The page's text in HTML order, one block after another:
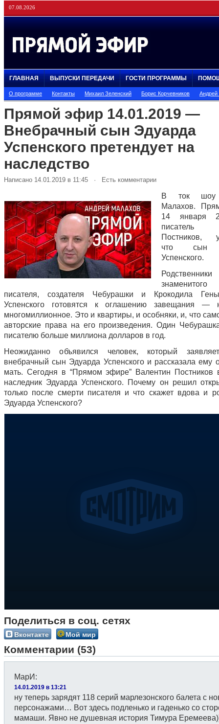
07.08.2026
ГЛАВНАЯ ВЫПУСКИ ПЕРЕДАЧИ ГОСТИ ПРОГРАММЫ
О программе Контакты Михаил Зеленский Борис Корчевников
Прямой эфир 14.01.2019 —
Внебрачный сын Эдуарда
Успенского претендует на
наследство
Написано 14.01.2019 в 11:45 · Есть комментарии
В ток шоу
Малахов.
14 января
писатель
Постников,
что сын
Успенского.
Родственники
знаменитого
писателя, создателя Чебурашки и Крокодила
Успенского готовятся к оглашению завещания —
многомиллионное. Это и квартиры, и особняки, и, что
авторские права на его произведения. Один
писателю больше миллиона долларов в год.
Неожиданно объявился человек, который
внебрачный сын Эдуарда Успенского и рассказала ему
мать. Сегодня в “Прямом эфире” Валентин Постников
наследник Эдуарда Успенского. Почему он решил
только после смерти писателя и что скажет вдова и
Эдуарда Успенского?
Поделиться в соц. сетях
Вконтакте Мой мир
Комментарии (53)
МарИ :
14.01.2019 в 13:21
ну теперь зарядят 118 серий марлезонского балета с
персонажами… Вот здесь подленько и гаденько со
мамаши. Явно не душевная история Тимура